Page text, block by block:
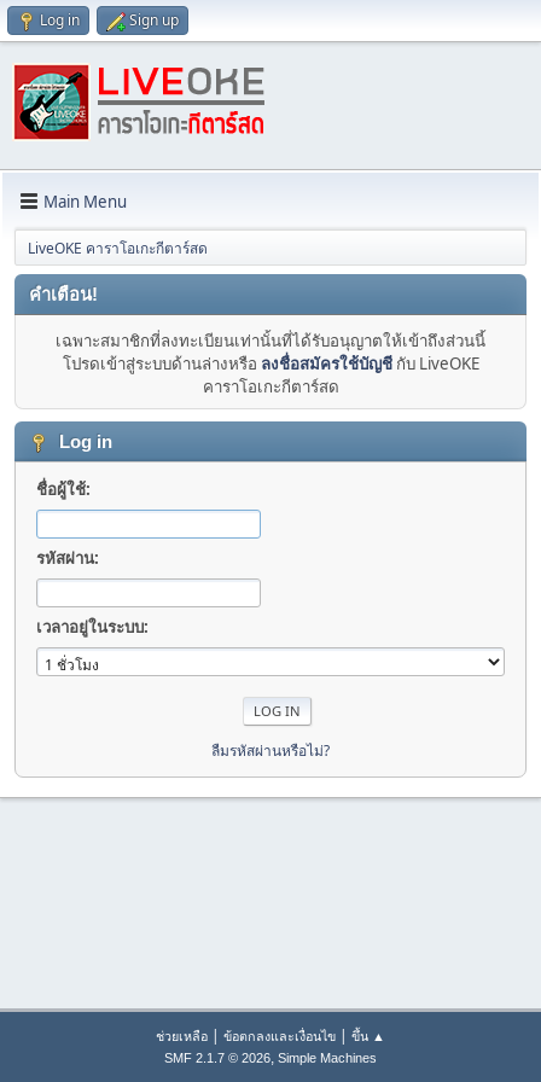
Log in Sign up
Main Menu
LiveOKE คาราโอเกะกีตาร์สด
คำเตือน!
เฉพาะสมาชิกที่ลงทะเบียนเท่านั้นที่ได้รับอนุญาตให้เข้าถึงส่วนนี้
โปรดเข้าสู่ระบบด้านล่างหรือ ลงชื่อสมัครใช้บัญชีกับ LiveOKE
คาราโอเกะกีตาร์สด
Log in
ชื่อผู้ใช้:
รหัสผ่าน:
เวลาอยู่ในระบบ:
ลืมรหัสผ่านหรือไม่?
ช่วยเหลือ | ข้อตกลงและเงื่อนไข | ขึ้น ▲
SMF 2.1.7 © 2026, Simple Machines